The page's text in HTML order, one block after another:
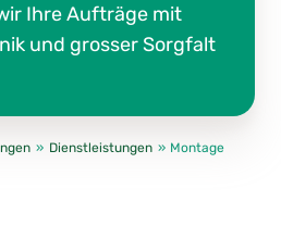
Ihre Aufträge mit
und grosser Sorgfalt
» Dienstleistungen » Montage